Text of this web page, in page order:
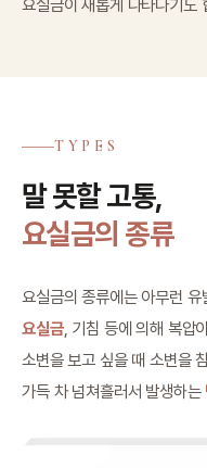
요실금이 새롭게 나타나기도
TYPES
말 못할 고통,
요실금의 종류
요실금의 종류에는 아무런
요실금, 기침 등에 의해 복압
소변을 보고 싶을 때 소변을
가득 차 넘쳐흘러서 발생하는